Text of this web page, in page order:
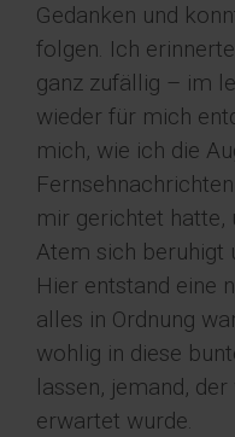
Gedanken und
folgen. Ich
ganz zufällig – im
wieder für mich
mich, wie ich die
mir gerichtet hatte,
Atem sich beruhigt
Hier entstand eine
alles in Ordnung
wohlig in diese
lassen, jemand,
erwartet wurde.